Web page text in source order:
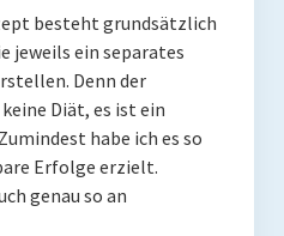
besteht grundsätzlich
jeweils ein separates
Denn der
Diät, es ist ein
habe ich es so
Erfolge erzielt.
genau so an